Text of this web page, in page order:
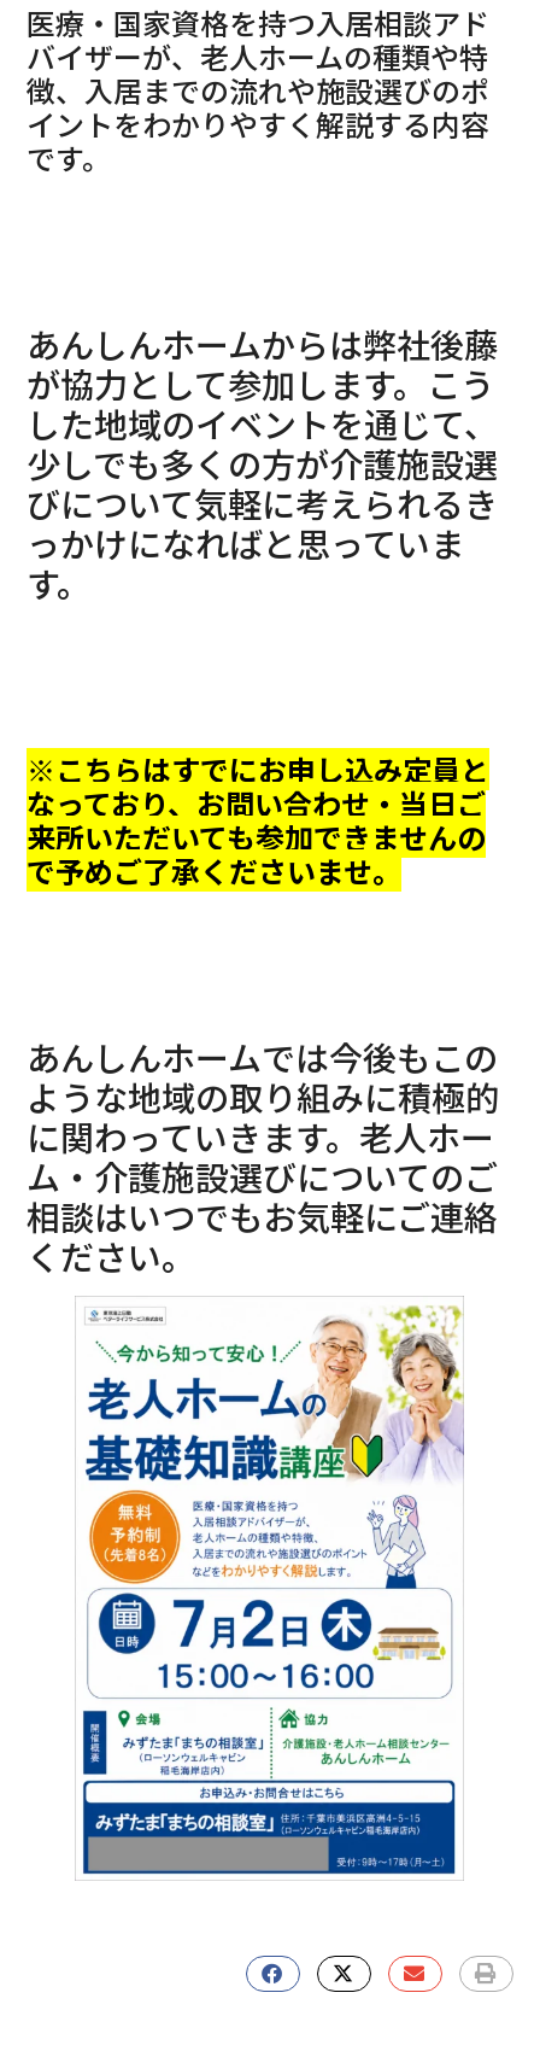
医療・国家資格を持つ入居相談アド
バイザーが、老人ホームの種類や特
徴、入居までの流れや施設選びのポ
イントをわかりやすく解説する内容
です。
あんしんホームからは弊社後藤
が協力として参加します。こう
した地域のイベントを通じて、
少しでも多くの方が介護施設選
びについて気軽に考えられるき
っかけになればと思っていま
す。
※こちらはすでにお申し込み定員と
なっており、お問い合わせ・当日ご
来所いただいても参加できませんの
で予めご了承くださいませ。
あんしんホームでは今後もこの
ような地域の取り組みに積極的
に関わっていきます。老人ホー
ム・介護施設選びについてのご
相談はいつでもお気軽にご連絡
ください。